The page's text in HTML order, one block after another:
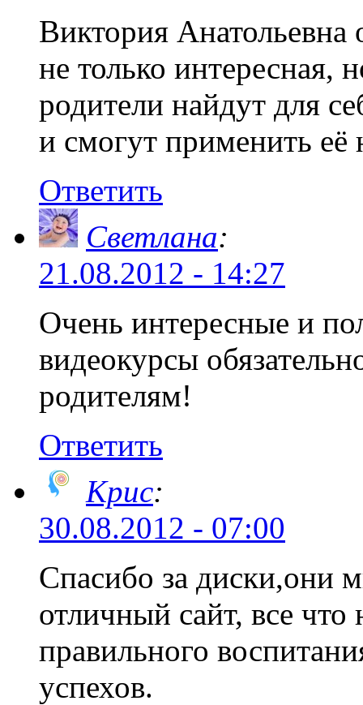
Виктория Анатольевна
не только интересная,
родители найдут для
и смогут применить её
Ответить
Светлана:
21.08.2012 - 14:27
Очень интересные и
видеокурсы
родителям!
Ответить
Крис:
30.08.2012 - 07:00
Спасибо за диски,они
отличный сайт, все
правильного
успехов.